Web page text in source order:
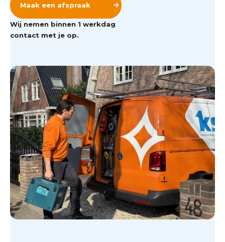
Maak een afspraak
Wij nemen binnen 1 werkdag
contact met je op.